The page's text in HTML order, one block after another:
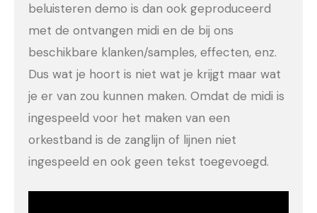
beluisteren demo is dan ook geproduceerd
met de ontvangen midi en de bij ons
beschikbare klanken/samples, effecten, enz.
Dus wat je hoort is niet wat je krijgt maar wat
je er van zou kunnen maken. Omdat de midi is
ingespeeld voor het maken van een
orkestband is de zanglijn of lijnen niet
ingespeeld en ook geen tekst toegevoegd.